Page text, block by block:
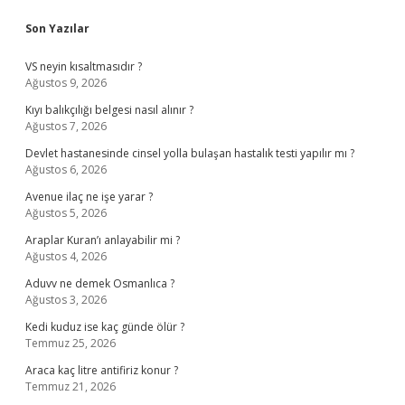
Sidebar
Son Yazılar
VS neyin kısaltmasıdır ?
Ağustos 9, 2026
Kıyı balıkçılığı belgesi nasıl alınır ?
Ağustos 7, 2026
Devlet hastanesinde cinsel yolla bulaşan hastalık testi yapılır mı ?
Ağustos 6, 2026
Avenue ilaç ne işe yarar ?
Ağustos 5, 2026
Araplar Kuran’ı anlayabilir mi ?
Ağustos 4, 2026
Aduvv ne demek Osmanlıca ?
Ağustos 3, 2026
Kedi kuduz ise kaç günde ölür ?
Temmuz 25, 2026
Araca kaç litre antifiriz konur ?
Temmuz 21, 2026